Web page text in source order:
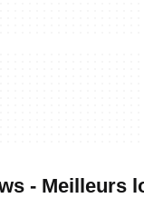
- Meilleurs